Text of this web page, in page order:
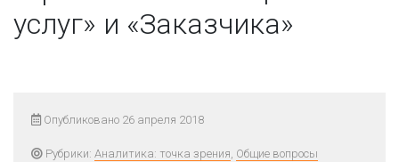
услуг» и «Заказчика»
Опубликовано 26 апреля 2018
Рубрики: Аналитика: точка зрения, Общие вопросы